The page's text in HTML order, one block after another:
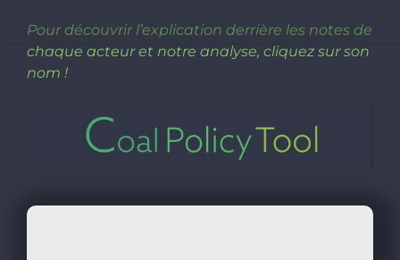
Linkedin
Pour découvrir l’explication derrière les notes de
chaque acteur et notre analyse, cliquez sur son
nom !